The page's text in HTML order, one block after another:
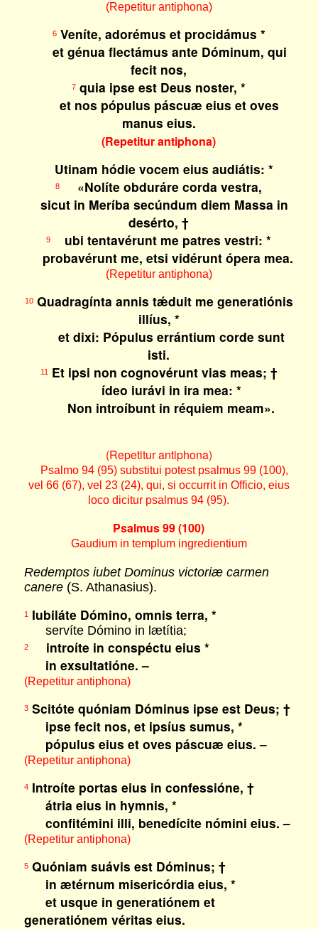
(Repetitur antiphona)
6Veníte, adorémus et procidámus *
et génua flectámus ante Dóminum, qui
fecit nos,
7 quia ipse est Deus noster, *
et nos pópulus páscuæ eius et oves
manus eius.
(Repetitur antiphona)
Utinam hódie vocem eius audiátis: *
8
«Nolíte obduráre corda vestra,
sicut in Meríba secúndum diem Massa in
desérto, †
9
ubi tentavérunt me patres vestri: *
probavérunt me, etsi vidérunt ópera mea.
(Repetitur antiphona)
10Quadragínta annis tǽduit me generatiónis
illíus, *
et dixi: Pópulus errántium corde sunt
isti.
11Et ipsi non cognovérunt vias meas; †
ídeo iurávi in ira mea: *
Non introíbunt in réquiem meam».
(Repetitur antiphona)
Psalmo 94 (95) substitui potest psalmus 99 (100),
vel 66 (67), vel 23 (24), qui, si occurrit in Officio, eius
loco dicitur psalmus 94 (95).
Psalmus 99 (100)
Gaudium in templum ingredientium
Redemptos iubet Dominus victoriæ carmen
canere (S. Athanasius).
1Iubiláte Dómino, omnis terra, *
servíte Dómino in lætítia;
2introíte in conspéctu eius *
in exsultatióne. –
(Repetitur antiphona)
3Scitóte quóniam Dóminus ipse est Deus; †
ipse fecit nos, et ipsíus sumus, *
pópulus eius et oves páscuæ eius. –
(Repetitur antiphona)
4Introíte portas eius in confessióne, †
átria eius in hymnis, *
confitémini illi, benedícite nómini eius. –
(Repetitur antiphona)
5Quóniam suávis est Dóminus; †
in ætérnum misericórdia eius, *
et usque in generatiónem et
generatiónem véritas eius.